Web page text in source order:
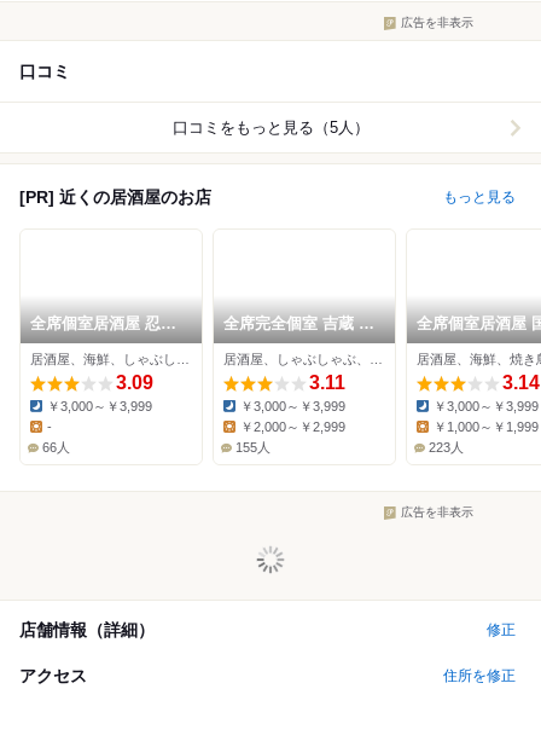
広告を非表示
口コミ
口コミをもっと見る（5人）
[PR] 近くの居酒屋のお店 もっと見る
全席個室居酒屋 忍家
赤羽駅前店
3.09
Dinner:
￥3,000～￥3,999
Lunch:
-
66人
全席完全個室 吉蔵 赤
羽店
3.11
Dinner:
￥3,000～￥3,999
￥2,000～￥2,999
155人
全席個室居酒屋
和牛肉寿司と海
ろけ酒場 赤羽店
居酒屋、海鮮、焼き
3.14
Dinner:
￥3,000～￥3,999
￥1,000～￥1,999
223人
広告を非表示
店舗情報（詳細） 修正
アクセス 住所を修正